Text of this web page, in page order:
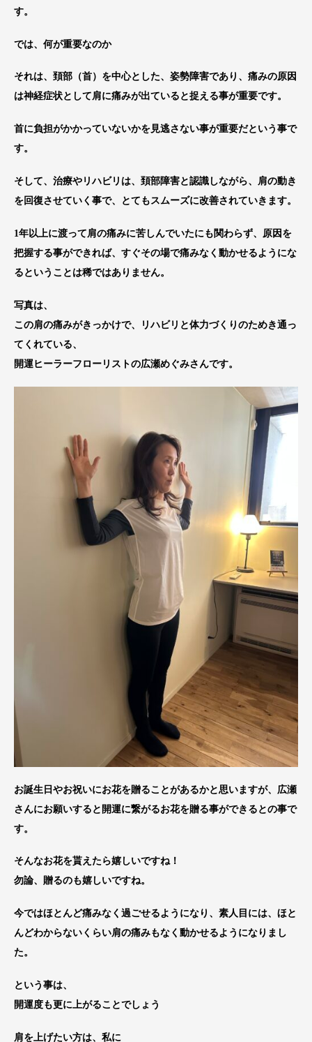
す。
では、何が重要なのか
それは、頚部（首）を中心とした、姿勢障害であり、痛みの原因
は神経症状として肩に痛みが出ていると捉える事が重要です。
首に負担がかかっていないかを見逃さない事が重要だという事で
す。
そして、治療やリハビリは、頚部障害と認識しながら、肩の動き
を回復させていく事で、とてもスムーズに改善されていきます。
1年以上に渡って肩の痛みに苦しんでいたにも関わらず、原因を
把握する事ができれば、すぐその場で痛みなく動かせるようにな
るということは稀ではありません。
写真は、
この肩の痛みがきっかけで、リハビリと体力づくりのためき通っ
てくれている、
開運ヒーラーフローリストの広瀬めぐみさんです。
お誕生日やお祝いにお花を贈ることがあるかと思いますが、広瀬
さんにお願いすると開運に繋がるお花を贈る事ができるとの事で
す。
そんなお花を貰えたら嬉しいですね！
勿論、贈るのも嬉しいですね。
今ではほとんど痛みなく過ごせるようになり、素人目には、ほと
んどわからないくらい肩の痛みもなく動かせるようになりまし
た。
という事は、
開運度も更に上がることでしょう
肩を上げたい方は、私に